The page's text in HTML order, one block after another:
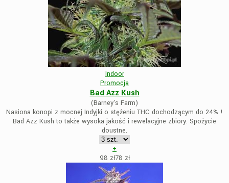
Indoor
Promocja
Bad Azz Kush
(Barney's Farm)
Nasiona konopi z mocnej Indyjki o stężeniu THC dochodzącym do 24% !
Bad Azz Kush to także wysoka jakość i rewelacyjne zbiory. Spożycie
doustne.
+
98 zł78 zł